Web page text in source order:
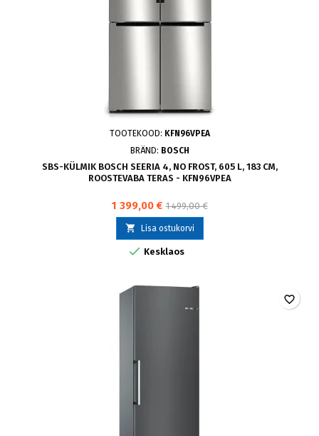
TOOTEKOOD: KFN96VPEA
BRÄND: BOSCH
SBS-KÜLMIK BOSCH SEERIA 4, NO FROST, 605 L, 183 CM,
ROOSTEVABA TERAS - KFN96VPEA
1 399,00 € 1 499,00 €
 Lisa ostukorvi
 Kesklaos
favorite_border